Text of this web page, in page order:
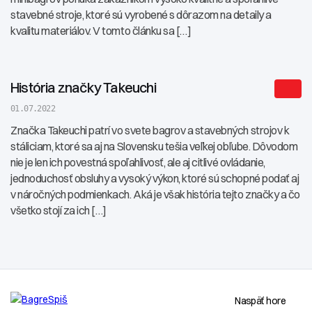
stavebné stroje, ktoré sú vyrobené s dôrazom na detaily a
kvalitu materiálov. V tomto článku sa […]
História značky Takeuchi
01.07.2022
Značka Takeuchi patrí vo svete bagrov a stavebných strojov k
stáliciam, ktoré sa aj na Slovensku tešia veľkej obľube. Dôvodom
nie je len ich povestná spoľahlivosť, ale aj citlivé ovládanie,
jednoduchosť obsluhy a vysoký výkon, ktoré sú schopné podať aj
v náročných podmienkach. Aká je však história tejto značky a čo
všetko stojí za ich […]
Naspäť hore